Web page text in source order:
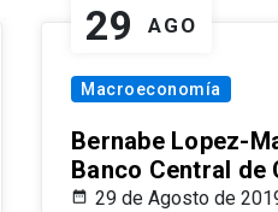
29 AGO
Macroeconomía
Bernabe Lopez-
Banco Central de
29 de Agosto de